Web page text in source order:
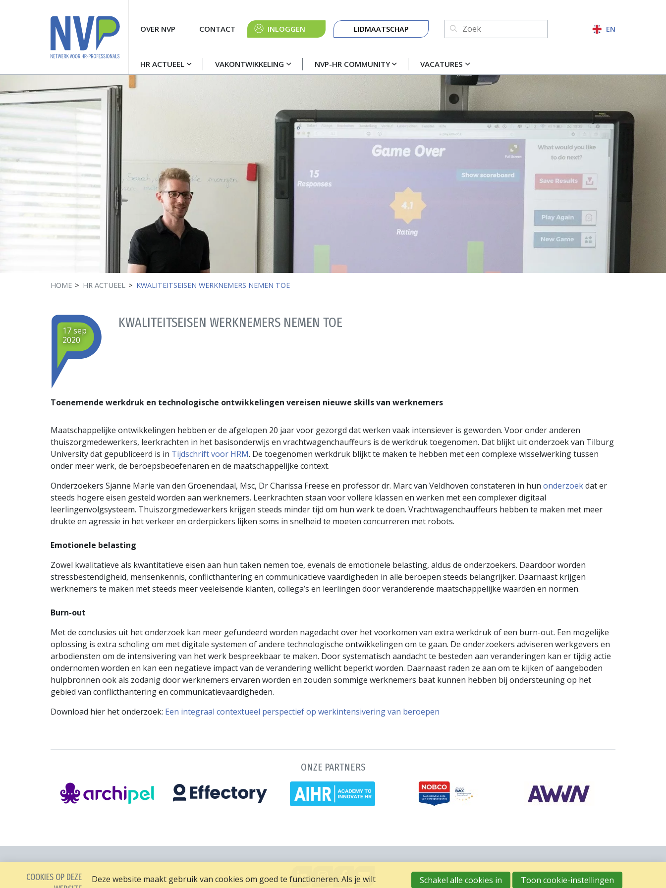
Hoofdnavigatie
HR ACTUEEL VAKONTWIKKELING NVP-HR COMMUNITY VACATURES
MetaOVER NVP CONTACT INLOGGEN
Knop
navigatie
LIDMAATSCHAP Zoeken:
ZOEKEN
EN
HOME HR ACTUEEL KWALITEITSEISEN WERKNEMERS NEMEN TOE
KWALITEITSEISEN WERKNEMERS NEMEN TOE
17 sep
2020
Toenemende werkdruk en technologische ontwikkelingen vereisen nieuwe skills van werknemers
Maatschappelijke ontwikkelingen hebben er de afgelopen 20 jaar voor gezorgd dat werken vaak intensiever is geworden. Voor onder anderen
thuiszorgmedewerkers, leerkrachten in het basisonderwijs en vrachtwagenchauffeurs is de werkdruk toegenomen. Dat blijkt uit onderzoek van Tilburg
University dat gepubliceerd is in Tijdschrift voor HRM. De toegenomen werkdruk blijkt te maken te hebben met een complexe wisselwerking tussen
onder meer werk, de beroepsbeoefenaren en de maatschappelijke context.
Onderzoekers Sjanne Marie van den Groenendaal, Msc, Dr Charissa Freese en professor dr. Marc van Veldhoven constateren in hun onderzoekdat er
steeds hogere eisen gesteld worden aan werknemers. Leerkrachten staan voor vollere klassen en werken met een complexer digitaal
leerlingenvolgsysteem. Thuiszorgmedewerkers krijgen steeds minder tijd om hun werk te doen. Vrachtwagenchauffeurs hebben te maken met meer
drukte en agressie in het verkeer en orderpickers lijken soms in snelheid te moeten concurreren met robots.
Emotionele belasting
Zowel kwalitatieve als kwantitatieve eisen aan hun taken nemen toe, evenals de emotionele belasting, aldus de onderzoekers. Daardoor worden
stressbestendigheid, mensenkennis, conflicthantering en communicatieve vaardigheden in alle beroepen steeds belangrijker. Daarnaast krijgen
werknemers te maken met steeds meer veeleisende klanten, collega’s en leerlingen door veranderende maatschappelijke waarden en normen.
Burn-out
Met de conclusies uit het onderzoek kan meer gefundeerd worden nagedacht over het voorkomen van extra werkdruk of een burn-out. Een mogelijke
oplossing is extra scholing om met digitale systemen of andere technologische ontwikkelingen om te gaan. De onderzoekers adviseren werkgevers en
arbodiensten om de intensivering van het werk bespreekbaar te maken. Door systematisch aandacht te besteden aan veranderingen kan er tijdig actie
ondernomen worden en kan een negatieve impact van de verandering wellicht beperkt worden. Daarnaast raden ze aan om te kijken of aangeboden
hulpbronnen ook als zodanig door werknemers ervaren worden en zouden sommige werknemers baat kunnen hebben bij ondersteuning op het
gebied van conflicthantering en communicatievaardigheden.
Download hier het onderzoek: Een integraal contextueel perspectief op werkintensivering van beroepen
ONZE PARTNERS
GA GO GA MAIL
COOKIES OP DEZE
Deze website maakt gebruik van cookies om goed te functioneren. Als je wilt
Schakel alle cookies in Toon cookie-instellingen